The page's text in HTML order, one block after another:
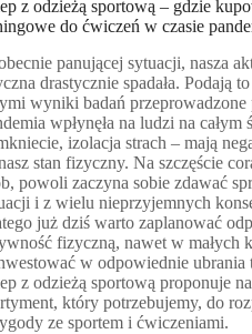
z odzieżą sportową – gdzie
do ćwiczeń w czasie
panującej sytuacji, nasza
drastycznie spadała. Podają
wyniki badań przeprowadzone
wpłynęła na ludzi na całym
izolacja strach – mają
stan fizyczny. Na szczęście
powoli zaczyna sobie zdawać
i z wielu nieprzyjemnych
już dziś warto zaplanować
fizyczną, nawet w małych
w odpowiednie ubrania
z odzieżą sportową proponuje
który potrzebujemy, do
ze sportem i ćwiczeniami.